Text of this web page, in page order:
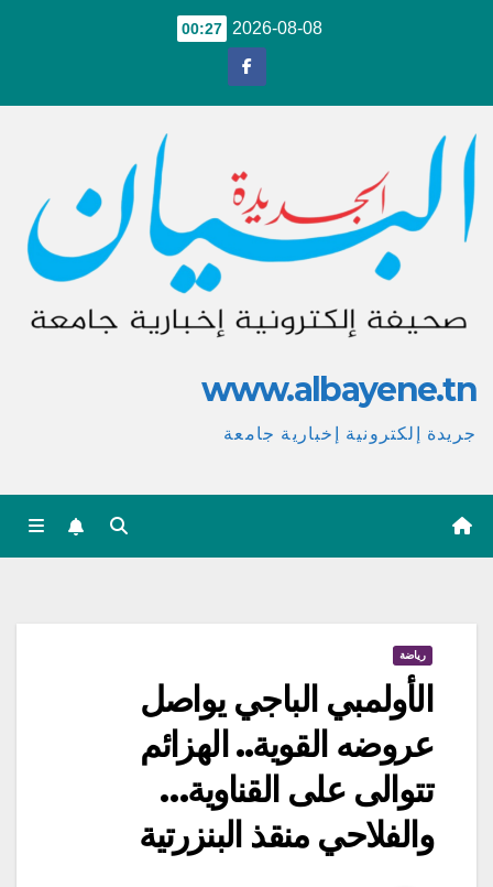
2026-08-08
00:27
www.albayene.tn
جريدة إلكترونية إخبارية جامعة
رياضة
الأولمبي الباجي يواصل
عروضه القوية.. الهزائم
تتوالى على القناوية…
والفلاحي منقذ البنزرتية